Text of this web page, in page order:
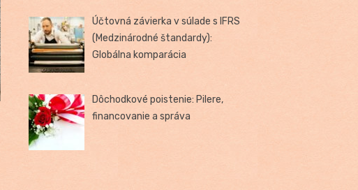
Účtovná závierka v súlade s IFRS
(Medzinárodné štandardy):
Globálna komparácia
Dôchodkové poistenie: Pilere,
financovanie a správa